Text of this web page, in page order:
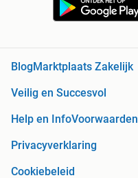
BlogMarktplaats Zakelijk
Veilig en Succesvol
Help en InfoVoorwaarden
Privacyverklaring
Cookiebeleid